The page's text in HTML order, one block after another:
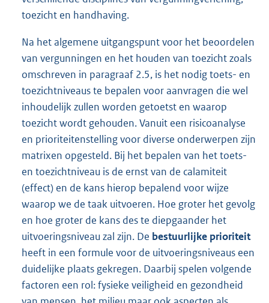
toezicht en handhaving.
Na het algemene uitgangspunt voor het beoordelen
van vergunningen en het houden van toezicht zoals
omschreven in paragraaf 2.5, is het nodig toets- en
toezichtniveaus te bepalen voor aanvragen die wel
inhoudelijk zullen worden getoetst en waarop
toezicht wordt gehouden. Vanuit een risicoanalyse
en prioriteitenstelling voor diverse onderwerpen zijn
matrixen opgesteld. Bij het bepalen van het toets-
en toezichtniveau is de ernst van de calamiteit
(effect) en de kans hierop bepalend voor wijze
waarop we de taak uitvoeren. Hoe groter het gevolg
en hoe groter de kans des te diepgaander het
uitvoeringsniveau zal zijn. De bestuurlijke prioriteit
heeft in een formule voor de uitvoeringsniveaus een
duidelijke plaats gekregen. Daarbij spelen volgende
factoren een rol: fysieke veiligheid en gezondheid